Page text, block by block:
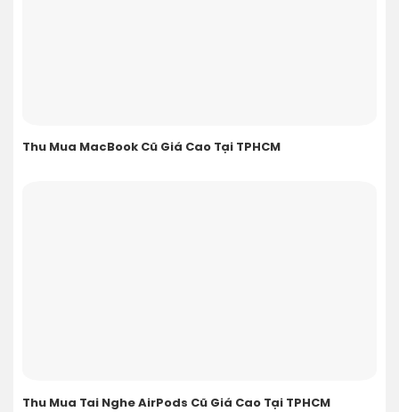
Thu Mua MacBook Cũ Giá Cao Tại TPHCM
Thu Mua Tai Nghe AirPods Cũ Giá Cao Tại TPHCM